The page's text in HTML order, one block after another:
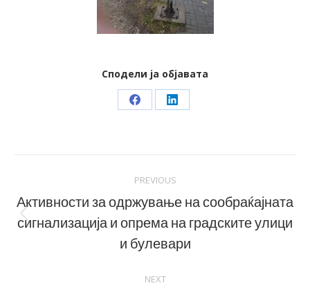
Сподели ја објавата
Share Share
navigation
PREVIOUS
Previous
post:
Активности за одржување на сообраќајната
сигнализација и опрема на градските улици
и булевари
NEXT